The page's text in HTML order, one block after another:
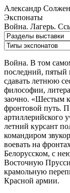
Александр
Экспонаты
Война. Лагерь.
Война. В том
последний, пятый
сдавать летнюю
философии,
заочно. «Шестым
фронтовой путь.
артиллерийского
летний курсант
командиром
воевать на
Белорусском, с
Восточную
крамольную
Красной армии.